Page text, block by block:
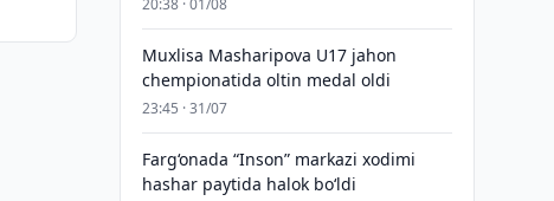
20:38 · 01/08
Muxlisa Masharipova U17 jahon
chempionatida oltin medal oldi
23:45 · 31/07
Farg‘onada “Inson” markazi xodimi
hashar paytida halok bo‘ldi